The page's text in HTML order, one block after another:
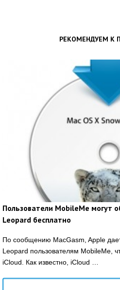
РЕКОМЕНДУЕМ К
Пользователи MobileMe могут
Leopard бесплатно
По сообщению MacGasm, Apple
Leopard пользователям MobileMe,
iCloud. Как известно, iCloud …